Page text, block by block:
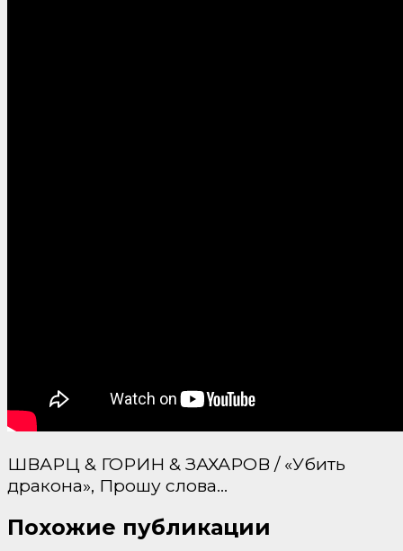
ШВАРЦ & ГОРИН & ЗАХАРОВ / «Убить
дракона», Прошу слова…
Похожие публикации